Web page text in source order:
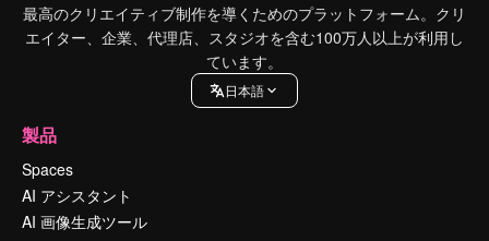
最高のクリエイティブ制作を導くためのプラットフォーム。クリ
エイター、企業、代理店、スタジオを含む100万人以上が利用し
ています。
日本語
製品
Spaces
AI アシスタント
AI 画像生成ツール